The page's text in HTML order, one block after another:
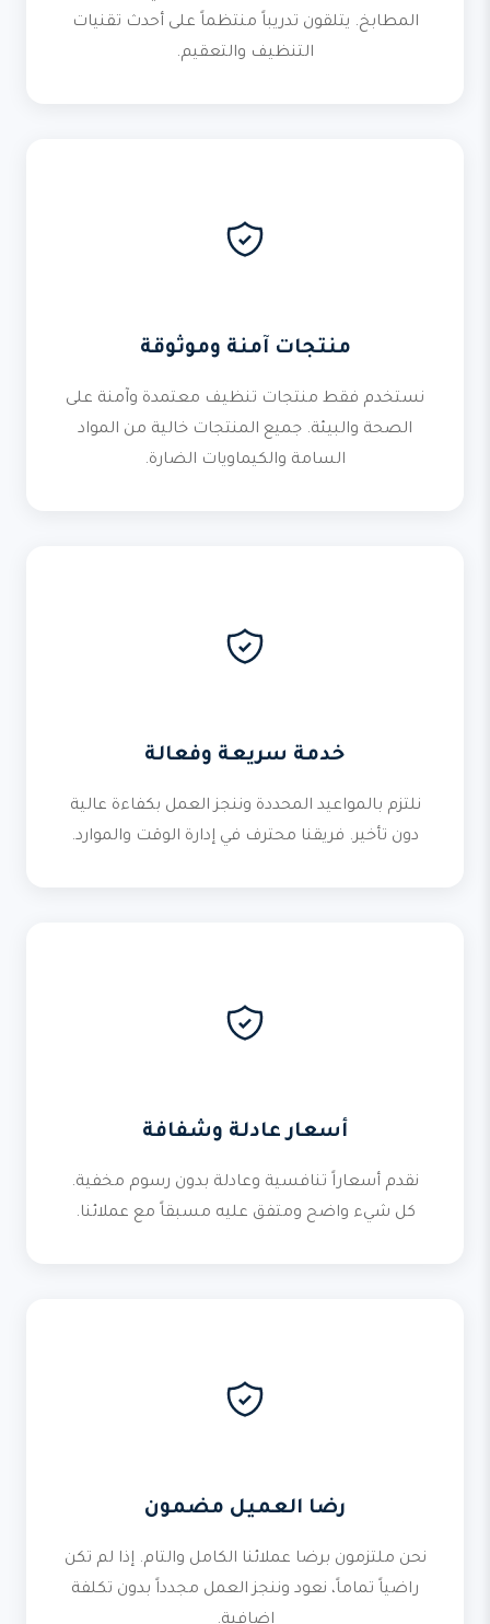
المطابخ. يتلقون تدريباً منتظماً على أحدث تقنيات
التنظيف والتعقيم.
منتجات آمنة وموثوقة
نستخدم فقط منتجات تنظيف معتمدة وآمنة على
الصحة والبيئة. جميع المنتجات خالية من المواد
السامة والكيماويات الضارة.
خدمة سريعة وفعالة
نلتزم بالمواعيد المحددة وننجز العمل بكفاءة عالية
دون تأخير. فريقنا محترف في إدارة الوقت والموارد.
أسعار عادلة وشفافة
نقدم أسعاراً تنافسية وعادلة بدون رسوم مخفية.
كل شيء واضح ومتفق عليه مسبقاً مع عملائنا.
رضا العميل مضمون
نحن ملتزمون برضا عملائنا الكامل والتام. إذا لم تكن
راضياً تماماً، نعود وننجز العمل مجدداً بدون تكلفة